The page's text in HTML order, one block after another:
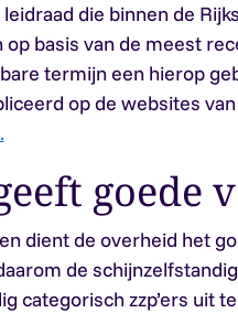
die binnen de
basis van de meest
termijn een hierop
op de websites
goede
dient de overheid het
de
categorisch zzp’ers uit